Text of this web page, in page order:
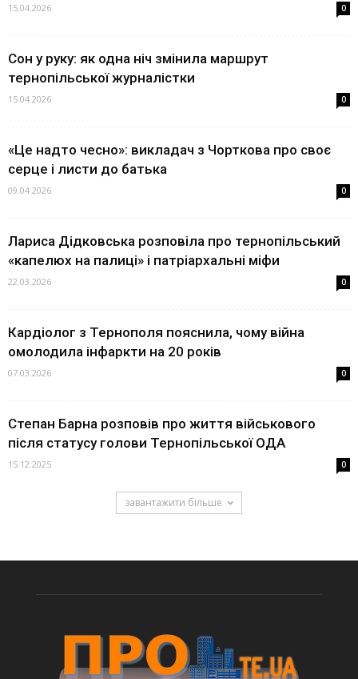
15.04.2026 0
Сон у руку: як одна ніч змінила маршрут
тернопільської журналістки
15.04.2026 0
«Це надто чесно»: викладач з Чорткова про своє
серце і листи до батька
09.04.2026 0
Лариса Дідковська розповіла про тернопільський
«капелюх на палиці» і патріархальні міфи
22.03.2026 0
Кардіолог з Тернополя пояснила, чому війна
омолодила інфаркти на 20 років
07.03.2026 0
Степан Барна розповів про життя військового
після статусу голови Тернопільської ОДА
15.12.2025 0
завантажити більше